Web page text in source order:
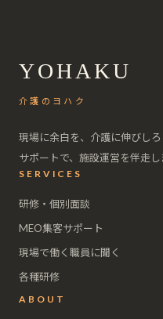
YOHAKU
介護のヨハク
現場に余白を、介護に伸びし
サポートで、施設運営を伴走し
SERVICES
研修・個別面談
MEO集客サポート
現場で働く職員に聞く
各種研修
ABOUT